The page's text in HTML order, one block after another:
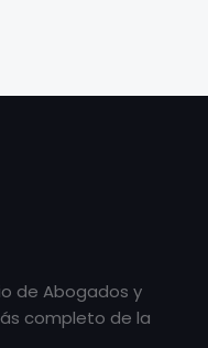
de Abogados y
completo de la